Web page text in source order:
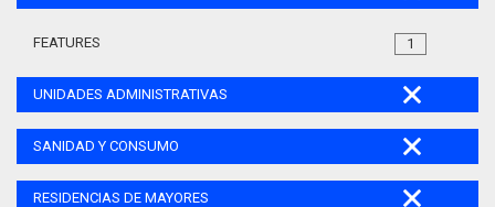
1
FEATURES
UNIDADES ADMINISTRATIVAS
SANIDAD Y CONSUMO
RESIDENCIAS DE MAYORES